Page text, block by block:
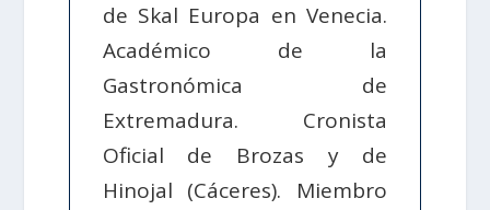
de Skal Europa en Venecia.
Académico de la
Gastronómica de
Extremadura. Cronista
Oficial de Brozas y de
Hinojal (Cáceres). Miembro